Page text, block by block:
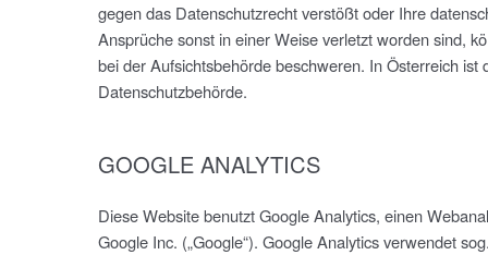
gegen das Datenschutzrecht verstößt oder Ihre
Ansprüche sonst in einer Weise verletzt worden sind,
bei der Aufsichtsbehörde beschweren. In Österreich ist
Datenschutzbehörde.
GOOGLE ANALYTICS
Diese Website benutzt Google Analytics, einen
Google Inc. („Google“). Google Analytics verwendet